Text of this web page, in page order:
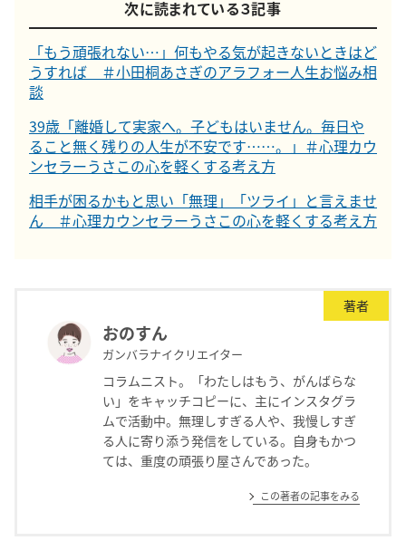
次に読まれている３記事
「もう頑張れない…」何もやる気が起きないときはど
うすれば ＃小田桐あさぎのアラフォー人生お悩み相
談
39歳「離婚して実家へ。子どもはいません。毎日や
ること無く残りの人生が不安です……。」＃心理カウ
ンセラーうさこの心を軽くする考え方
相手が困るかもと思い「無理」「ツライ」と言えませ
ん ＃心理カウンセラーうさこの心を軽くする考え方
著者
おのすん
ガンバラナイクリエイター
コラムニスト。「わたしはもう、がんばらな
い」をキャッチコピーに、主にインスタグラ
ムで活動中。無理しすぎる人や、我慢しすぎ
る人に寄り添う発信をしている。自身もかつ
ては、重度の頑張り屋さんであった。
この著者の記事をみる